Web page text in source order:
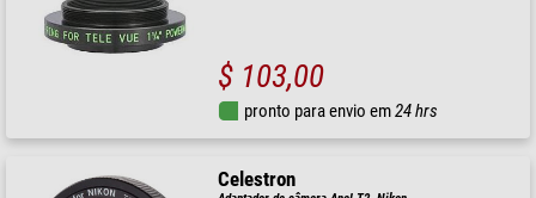
$ 103,00
pronto para envio em24 hrs
Celestron